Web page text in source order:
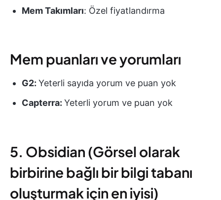
Mem Takımları: Özel fiyatlandırma
Mem puanları ve yorumları
G2: Yeterli sayıda yorum ve puan yok
Capterra: Yeterli yorum ve puan yok
5. Obsidian (Görsel olarak
birbirine bağlı bir bilgi tabanı
oluşturmak için en iyisi)